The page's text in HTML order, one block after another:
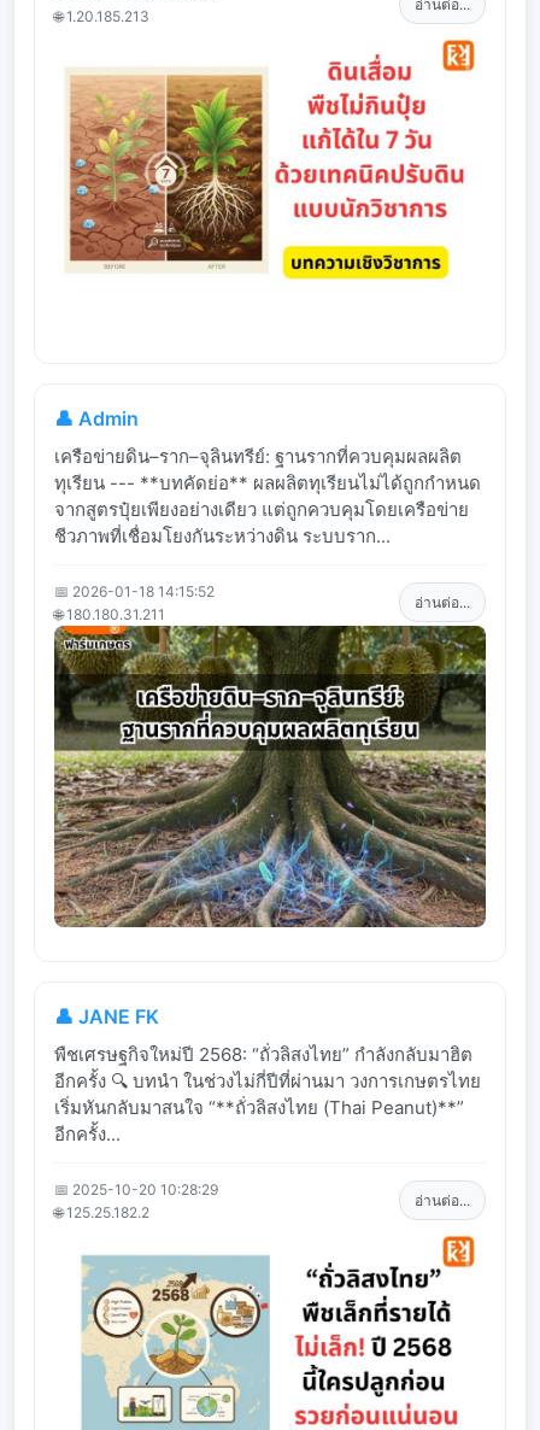
🌐 1.20.185.213
อ่านต่อ...
👤 Admin
เครือข่ายดิน–ราก–จุลินทรีย์: ฐานรากที่ควบคุมผลผลิต
ทุเรียน --- **บทคัดย่อ** ผลผลิตทุเรียนไม่ได้ถูกกำหนด
จากสูตรปุ๋ยเพียงอย่างเดียว แต่ถูกควบคุมโดยเครือข่าย
ชีวภาพที่เชื่อมโยงกันระหว่างดิน ระบบราก...
📅 2026-01-18 14:15:52
🌐 180.180.31.211
อ่านต่อ...
👤 JANE FK
พืชเศรษฐกิจใหม่ปี 2568: “ถั่วลิสงไทย” กำลังกลับมาฮิต
อีกครั้ง 🔍 บทนำ ในช่วงไม่กี่ปีที่ผ่านมา วงการเกษตรไทย
เริ่มหันกลับมาสนใจ “**ถั่วลิสงไทย (Thai Peanut)**”
อีกครั้ง...
📅 2025-10-20 10:28:29
🌐 125.25.182.2
อ่านต่อ...